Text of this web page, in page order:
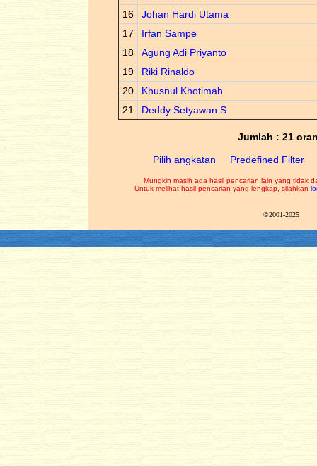
16
Johan Hardi Utama
17
Irfan Sampe
18
Agung Adi Priyanto
19
Riki Rinaldo
20
Khusnul Khotimah
21
Deddy Setyawan S
Jumlah : 21
Pilih angkatan
Predefined Filter
Mungkin masih ada hasil pencarian lain yang tidak
Untuk melihat hasil pencarian yang lengkap, silahkan
©2001-2025